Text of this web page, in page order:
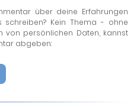
über deine Erfahrungen
Kein Thema - ohne
persönlichen Daten, kannst
abgeben: